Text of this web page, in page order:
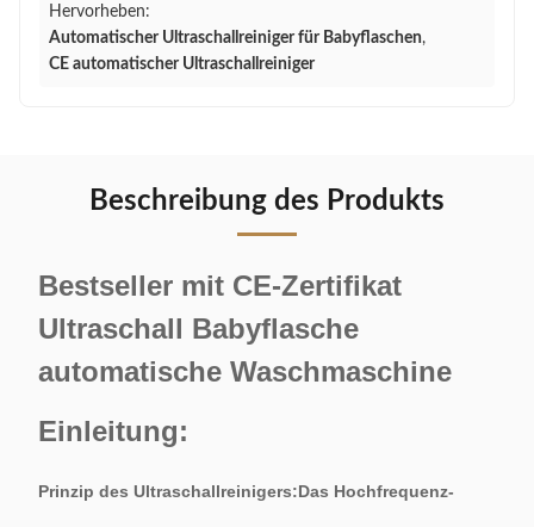
Hervorheben:
Automatischer Ultraschallreiniger für Babyflaschen,
CE automatischer Ultraschallreiniger
Beschreibung des Produkts
Bestseller mit CE-Zertifikat
Ultraschall Babyflasche
automatische Waschmaschine
Einleitung:
Prinzip des Ultraschallreinigers:Das Hochfrequenz-